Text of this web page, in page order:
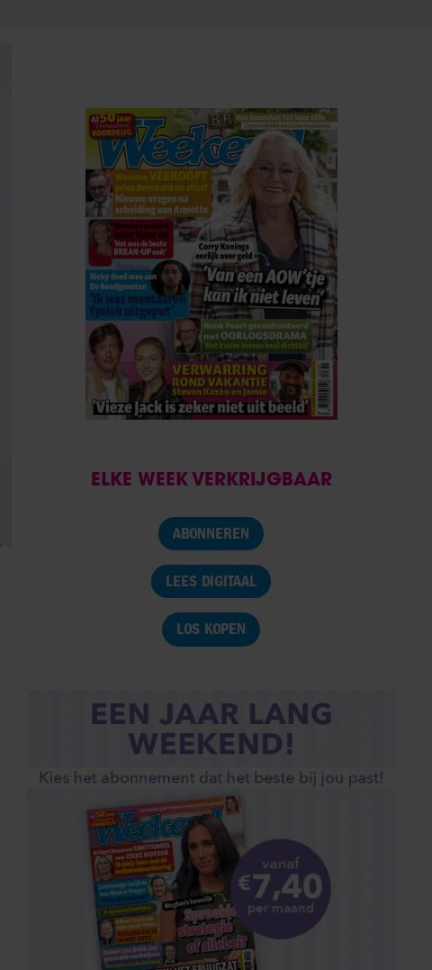
ELKE WEEK VERKRIJGBAAR
ABONNEREN
LEES DIGITAAL
LOS KOPEN